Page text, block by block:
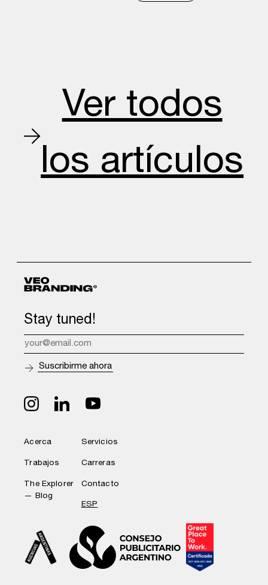
Ver todos
los artículos
Acerca
Trabajos
The Explorer
— Blog
Servicios
Carreras
Contacto
ESP
Stay tuned!